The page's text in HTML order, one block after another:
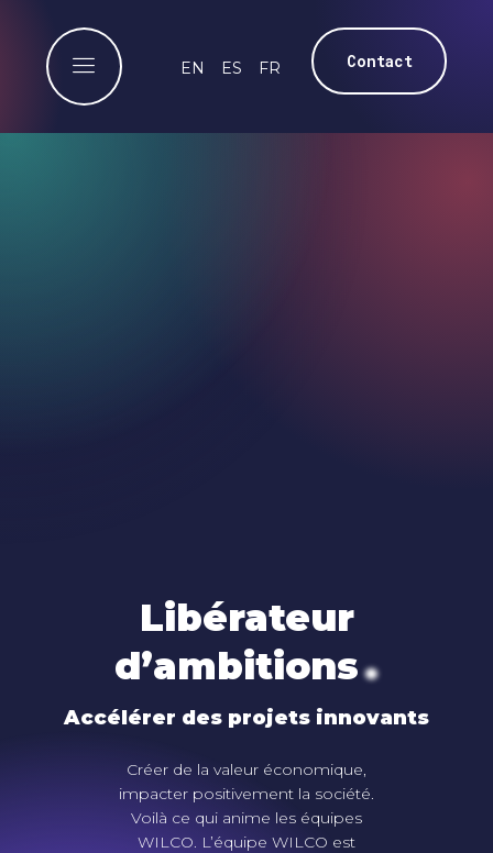
EN ES FR Contact
Libérateur
d’ambitions.
Accélérer des projets innovants
Créer de la valeur économique,
impacter positivement la société.
Voilà ce qui anime les équipes
WILCO. L’équipe WILCO est